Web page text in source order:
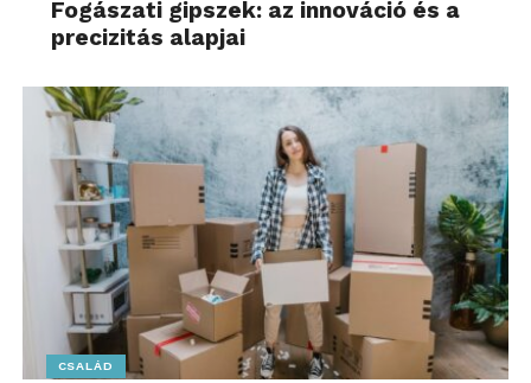
Fogászati gipszek: az innováció és a
precizitás alapjai
CSALÁD